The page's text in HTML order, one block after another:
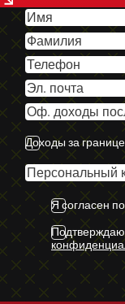
-Automātiskā
-Keyless go.
-Kruīzkontrole.
-Navigācijas
-Miglas lukturi.
-Priekšējie
-Bluetooth.
-Vieglmetāla diski.
-Vieglmetāla diski.
-U.C. ekstras.
Доходы за
Я согласен